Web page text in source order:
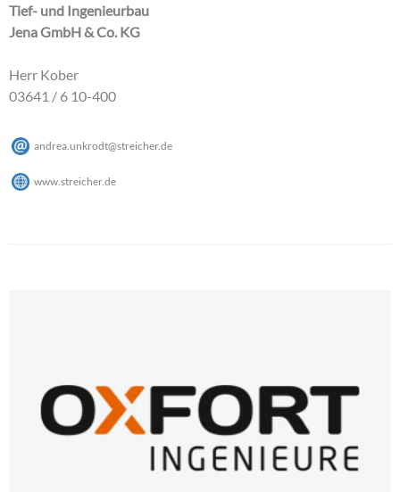
Tief- und Ingenieurbau
Jena GmbH & Co. KG
Herr Kober
03641 / 6 10-400
andrea.unkrodt@streicher.de
www.streicher.de